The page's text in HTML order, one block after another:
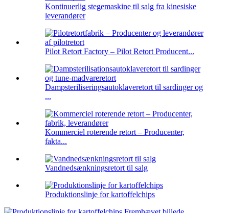
Kontinuerlig stegemaskine til salg fra kinesiske
leverandører
Pilot Retort Factory – Pilot Retort Producent...
Dampsteriliseringsautoklaveretort til sardinger og
...
Kommerciel roterende retort – Producenter,
fakta...
Vandnedsænkningsretort til salg
Produktionslinje for kartoffelchips